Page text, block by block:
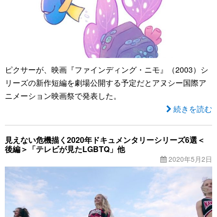
ピクサーが、映画『ファインディング・ニモ』（2003）シ
リーズの新作短編を劇場公開する予定だとアヌシー国際ア
ニメーション映画祭で発表した。
続きを読む
見えない危機描く2020年ドキュメンタリーシリーズ6選＜
後編＞「テレビが見たLGBTQ」他
2020年5月2日